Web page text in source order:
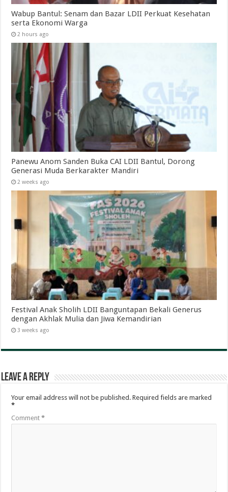
Wabup Bantul: Senam dan Bazar LDII Perkuat Kesehatan
serta Ekonomi Warga
2 hours ago
Panewu Anom Sanden Buka CAI LDII Bantul, Dorong
Generasi Muda Berkarakter Mandiri
2 weeks ago
Festival Anak Sholih LDII Banguntapan Bekali Generus
dengan Akhlak Mulia dan Jiwa Kemandirian
3 weeks ago
Leave a Reply
Your email address will not be published. Required fields are marked
*
Comment*